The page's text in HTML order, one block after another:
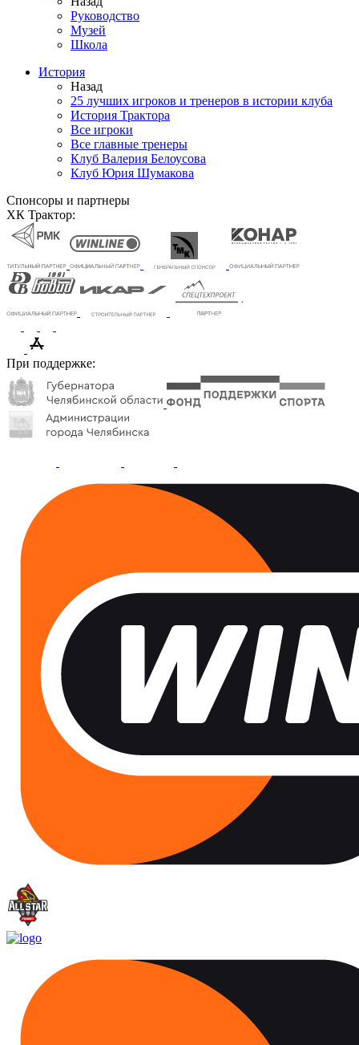
Руководство
Музей
Школа
История
Назад
25 лучших игроков и тренеров в истории клуба
История Трактора
Все игроки
Все главные тренеры
Клуб Валерия Белоусова
Клуб Юрия Шумакова
Спонсоры и партнеры
ХК Трактор:
При поддержке: